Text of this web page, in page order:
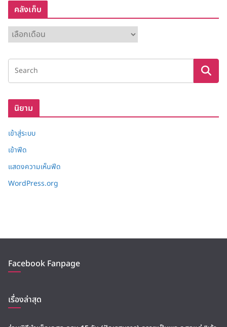
คลังเก็บ
ลั
ง
ก็
นิยาม
เข้าสู่ระบบ
เข้าฟีด
แสดงความเห็นฟีด
WordPress.org
Facebook Fanpage
เรื่องล่าสุด